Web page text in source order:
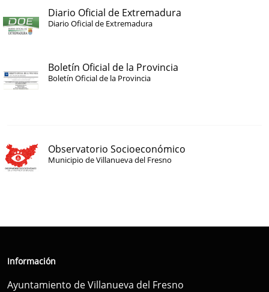
Diario Oficial de Extremadura
Diario Oficial de Extremadura
Boletín Oficial de la Provincia
Boletín Oficial de la Provincia
Observatorio Socioeconómico
Municipio de Villanueva del Fresno
Información
Ayuntamiento de Villanueva del Fresno